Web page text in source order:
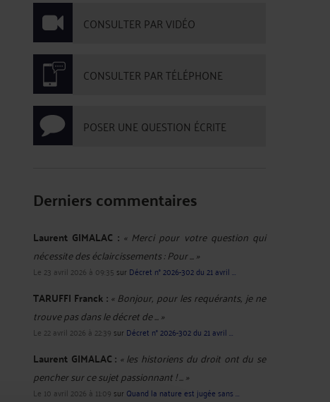
CONSULTER PAR VIDÉO
CONSULTER PAR TÉLÉPHONE
POSER UNE QUESTION ÉCRITE
Derniers commentaires
Laurent GIMALAC : « Merci pour votre question qui
nécessite des éclaircissements : Pour ... »
Le 23 avril 2026 à 09:35 sur Décret n° 2026-302 du 21 avril ...
TARUFFI Franck : « Bonjour, pour les requérants, je ne
trouve pas dans le décret de ... »
Le 22 avril 2026 à 22:39 sur Décret n° 2026-302 du 21 avril ...
Laurent GIMALAC : « les historiens du droit ont du se
pencher sur ce sujet passionnant ! ... »
Le 10 avril 2026 à 11:09 sur Quand la nature est jugée sans ...